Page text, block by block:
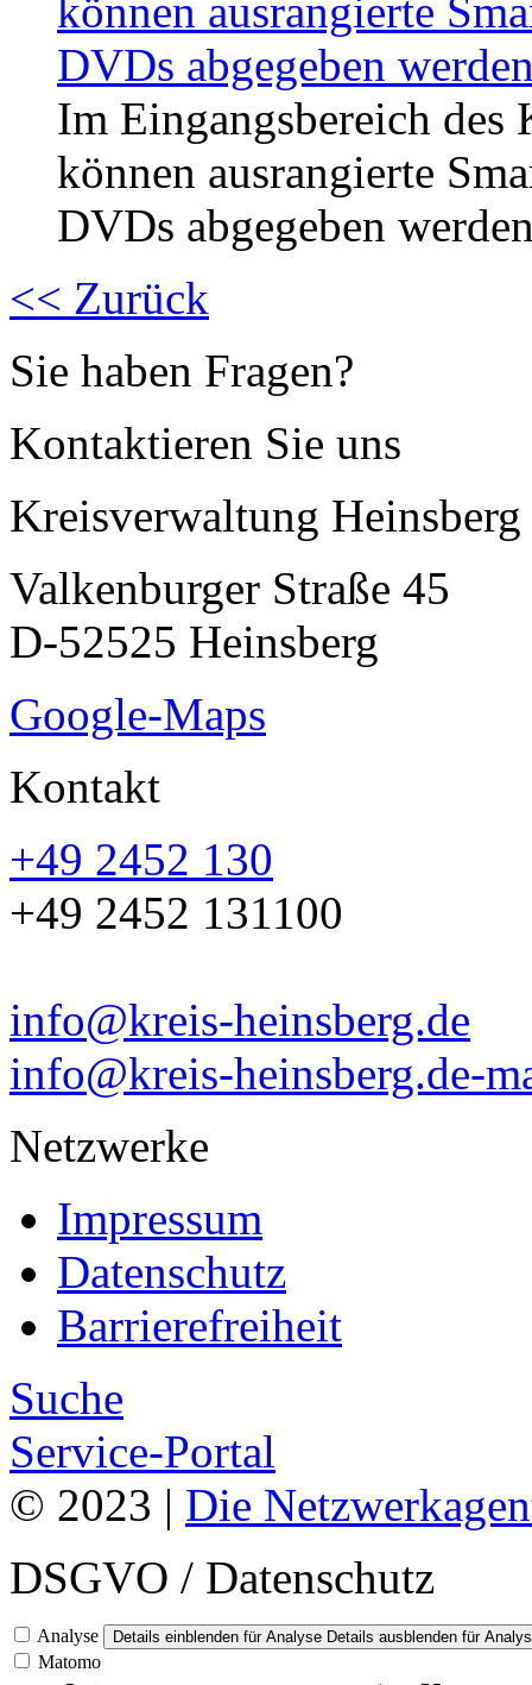
Im Eingangsbereich des
können ausrangierte
DVDs abgegeben
<< Zurück
Sie haben Fragen?
Kontaktieren Sie uns
Kreisverwaltung Heinsberg
Valkenburger Straße 45
D-52525 Heinsberg
Google-Maps
Kontakt
+49 2452 130
+49 2452 131100
info@kreis-heinsberg.de
info@kreis-heinsberg.de-
Netzwerke
Impressum
Datenschutz
Barrierefreiheit
Suche
Service-Portal
© 2023 | Die
DSGVO / Datenschutz
Analyse Details einblenden für Analyse Details ausblenden für
Matomo